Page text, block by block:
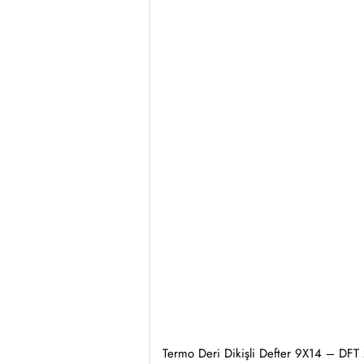
Termo Deri Dikişli Defter 9X14 –